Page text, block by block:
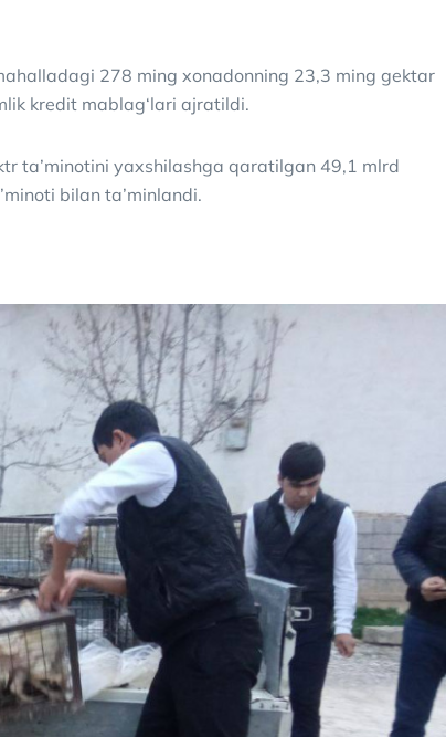
278 ming xonadonning 23,3 ming gektar
kredit mablag‘lari ajratildi.
ta’minotini yaxshilashga qaratilgan 49,1 mlrd
bilan ta’minlandi.